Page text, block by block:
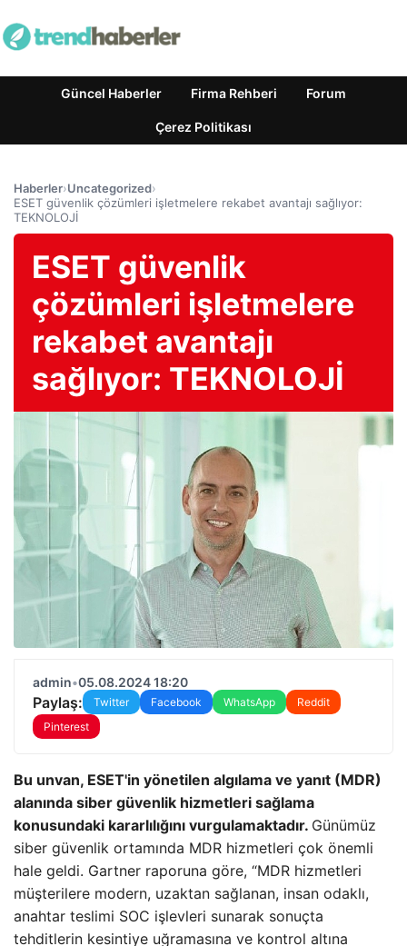
Güncel Haberler Firma Rehberi Forum
Çerez Politikası
Haberler›Uncategorized›
ESET güvenlik çözümleri işletmelere rekabet avantajı sağlıyor:
TEKNOLOJİ
ESET güvenlik
çözümleri işletmelere
rekabet avantajı
sağlıyor: TEKNOLOJİ
admin•05.08.2024 18:20
Paylaş: Twitter Facebook WhatsApp
Reddit
Pinterest
Bu unvan, ESET'in yönetilen algılama ve yanıt (MDR)
alanında siber güvenlik hizmetleri sağlama
konusundaki kararlılığını vurgulamaktadır. Günümüz
siber güvenlik ortamında MDR hizmetleri çok önemli
hale geldi. Gartner raporuna göre, “MDR hizmetleri
müşterilere modern, uzaktan sağlanan, insan odaklı,
anahtar teslimi SOC işlevleri sunarak sonuçta
tehditlerin kesintiye uğramasına ve kontrol altına